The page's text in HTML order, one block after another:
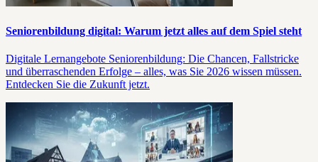
Seniorenbildung digital: Warum jetzt alles auf dem Spiel steht
Digitale Lernangebote Seniorenbildung: Die Chancen, Fallstricke
und überraschenden Erfolge – alles, was Sie 2026 wissen müssen.
Entdecken Sie die Zukunft jetzt.